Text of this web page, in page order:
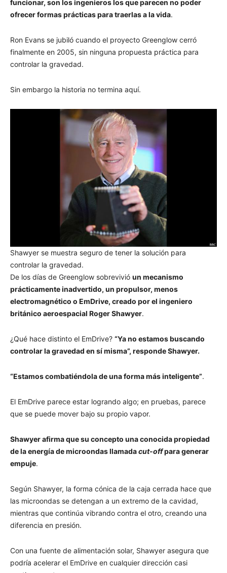
funcionar, son los ingenieros los que parecen no poder
ofrecer formas prácticas para traerlas a la vida.
Ron Evans se jubiló cuando el proyecto Greenglow cerró
finalmente en 2005, sin ninguna propuesta práctica para
controlar la gravedad.
Sin embargo la historia no termina aquí.
Shawyer se muestra seguro de tener la solución para
controlar la gravedad.
De los días de Greenglow sobrevivió un mecanismo
prácticamente inadvertido, un propulsor, menos
electromagnético o EmDrive, creado por el ingeniero
británico aeroespacial Roger Shawyer.
¿Qué hace distinto el EmDrive? “Ya no estamos buscando
controlar la gravedad en sí misma”, responde Shawyer.
“Estamos combatiéndola de una forma más inteligente”.
El EmDrive parece estar logrando algo; en pruebas, parece
que se puede mover bajo su propio vapor.
Shawyer afirma que su concepto una conocida propiedad
de la energía de microondas llamadacut-offpara generar
empuje.
Según Shawyer, la forma cónica de la caja cerrada hace que
las microondas se detengan a un extremo de la cavidad,
mientras que continúa vibrando contra el otro, creando una
diferencia en presión.
Con una fuente de alimentación solar, Shawyer asegura que
podría acelerar el EmDrive en cualquier dirección casi